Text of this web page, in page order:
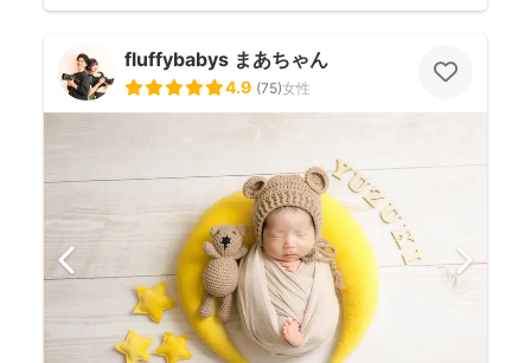
fluffybabys まあちゃん
4.9 (75)女性